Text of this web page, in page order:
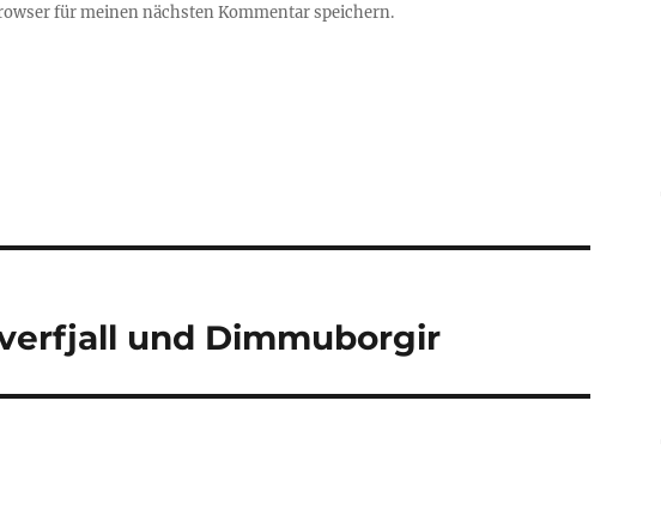
für meinen nächsten Kommentar speichern.
und Dimmuborgir